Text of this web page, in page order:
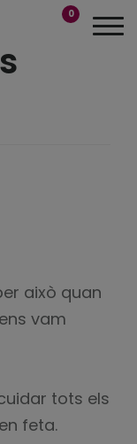
0
això quan
vam
tots els
feta.